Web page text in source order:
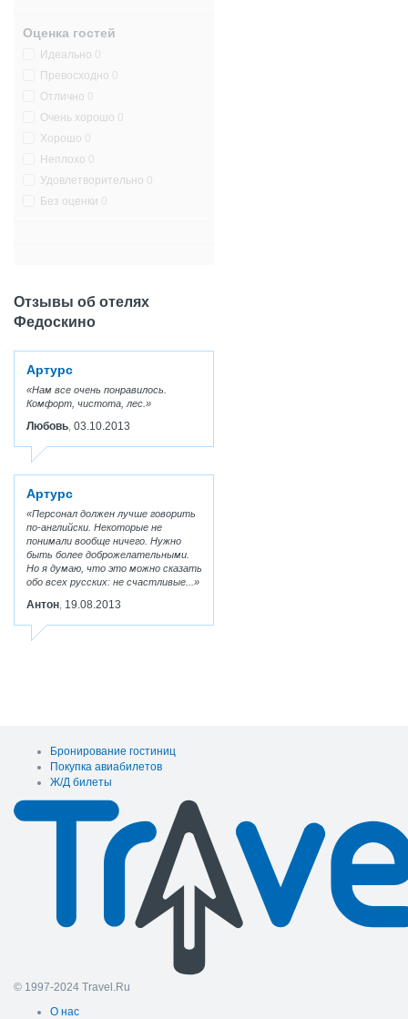
Оценка гостей
Идеально 0
Превосходно 0
Отлично 0
Очень хорошо 0
Хорошо 0
Неплохо 0
Удовлетворительно 0
Без оценки 0
Отзывы об отелях
Федоскино
Артурс
Нам все очень понравилось.
Комфорт, чистота, лес.
Любовь 03.10.2013
Артурс
Персонал должен лучше говорить
по-английски. Некоторые не
понимали вообще ничего. Нужно
быть более доброжелательными.
Но я думаю, что это можно сказать
обо всех русских: не счастливые...
Антон 19.08.2013
Бронирование гостиниц
Покупка авиабилетов
Ж/Д билеты
© 1997-2024 Travel.Ru
О нас